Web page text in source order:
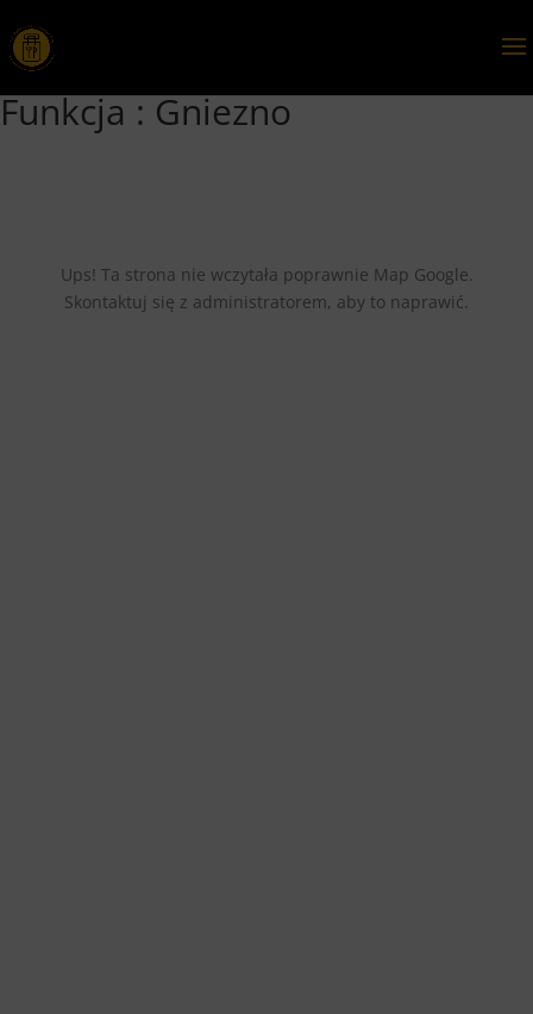
Funkcja :Gniezno
Ups! Ta strona nie wczytała poprawnie Map Google.
Skontaktuj się z administratorem, aby to naprawić.